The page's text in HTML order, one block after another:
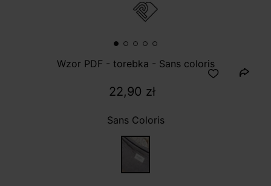
Wzor PDF - torebka - Sans coloris
22,90 zł
Sans Coloris